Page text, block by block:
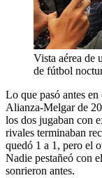
Vista aérea de
de fútbol
Lo que pasó antes
Alianza-Melgar de
los dos jugaban con
rivales terminaban
quedó 1 a 1, pero el
Nadie pestañeó con
sonrieron antes.